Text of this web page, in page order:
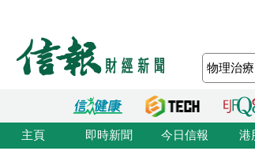
主頁 即時新聞 今日信報 港